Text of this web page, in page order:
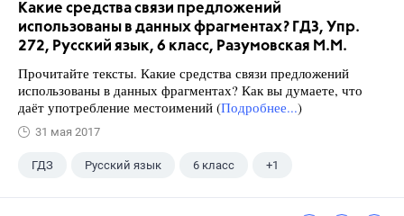
Какие средства связи предложений
использованы в данных фрагментах? ГДЗ, Упр.
272, Русский язык, 6 класс, Разумовская М.М.
Прочитайте тексты. Какие средства связи предложений
использованы в данных фрагментах? Как вы думаете, что
даёт употребление местоимений (Подробнее...)
31 мая 2017
ГДЗ Русский язык 6 класс +1